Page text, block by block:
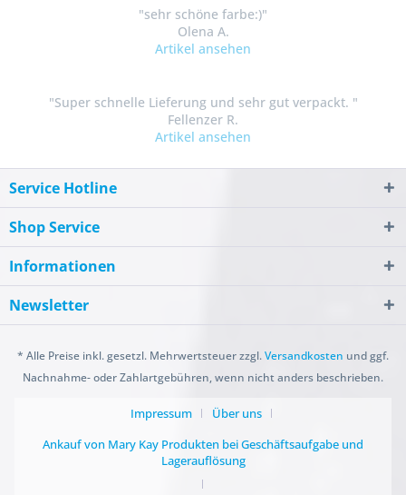
"sehr schöne farbe:)"
Olena A.
Artikel ansehen
"Super schnelle Lieferung und sehr gut verpackt. "
Fellenzer R.
Artikel ansehen
Service Hotline
Shop Service
Informationen
Newsletter
* Alle Preise inkl. gesetzl. Mehrwertsteuer zzgl.Versandkosten und ggf.
Nachnahme- oder Zahlartgebühren, wenn nicht anders beschrieben.
Impressum
Über uns
Ankauf von Mary Kay Produkten bei Geschäftsaufgabe und
Lagerauflösung